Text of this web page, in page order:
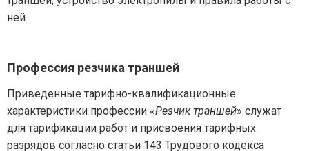
ней.
Профессия резчика траншей
Приведенные тарифно-квалификационные
характеристики профессии «Резчик траншей» служат
для тарификации работ и присвоения тарифных
разрядов согласно статьи 143 Трудового кодекса